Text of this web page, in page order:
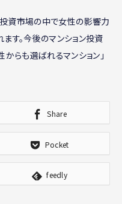
資市場の中で女性の影響力
す。今後のマンション投資
らも選ばれるマンション」
Share
Pocket
feedly